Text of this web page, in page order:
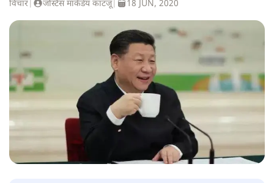
विचार जस्टिस मार्कंडेय काटजू| 18 JUN, 2020